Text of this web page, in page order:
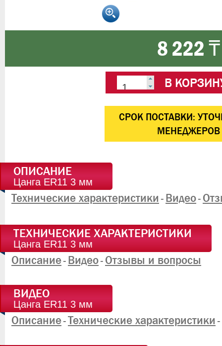
8 222 ₸
В
CРОК ПОСТАВКИ:
МЕНЕДЖЕРОВ
ОПИСАНИЕ
Цанга ER11 3 мм
Технические характеристики - Видео-
ТЕХНИЧЕСКИЕ ХАРАКТЕРИСТИКИ
Цанга ER11 3 мм
Описание- Видео- Отзывы и вопросы
ВИДЕО
Цанга ER11 3 мм
Описание-Технические характеристики -